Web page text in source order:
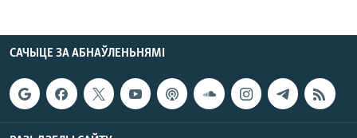
САЧЫЦЕ ЗА АБНАЎЛЕНЬНЯМІ